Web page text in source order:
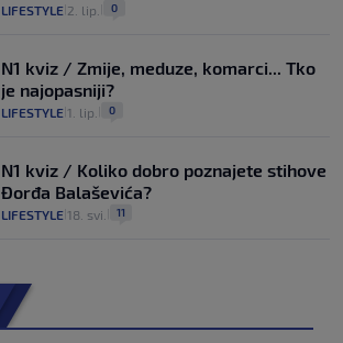
LIFESTYLE 2. lip. 0
N1 kviz / Zmije, meduze, komarci... Tko
je najopasniji?
LIFESTYLE 1. lip. 0
N1 kviz / Koliko dobro poznajete stihove
Đorđa Balaševića?
LIFESTYLE 18. svi. 11